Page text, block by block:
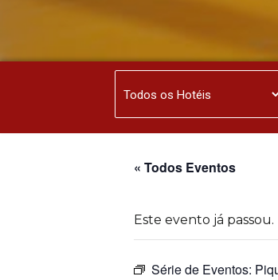
« Todos Eventos
Este evento já passou.
Série de Eventos: